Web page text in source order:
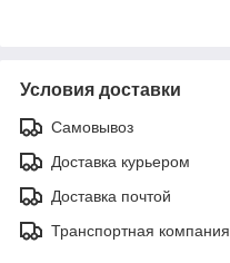
Условия доставки
Самовывоз
Доставка курьером
Доставка почтой
Транспортная компания